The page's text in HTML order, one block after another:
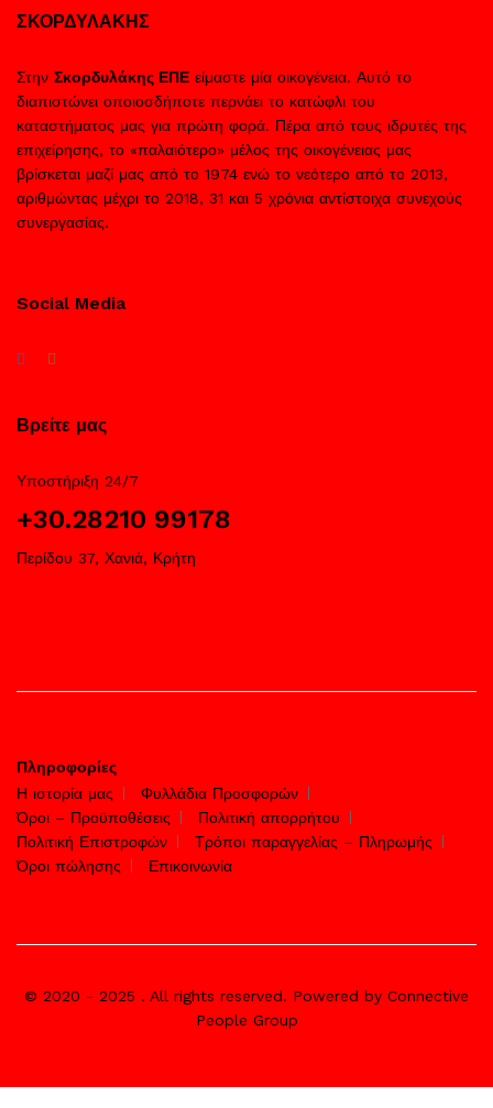
ΣΚΟΡΔΥΛΑΚΗΣ
Στην Σκορδυλάκης ΕΠΕ είμαστε μία οικογένεια. Αυτό το
διαπιστώνει οποιοσδήποτε περνάει το κατώφλι του
καταστήματος μας για πρώτη φορά. Πέρα από τους ιδρυτές της
επιχείρησης, το «παλαιότερο» μέλος της οικογένειας μας
βρίσκεται μαζί μας από το 1974 ενώ το νεότερο από το 2013,
αριθμώντας μέχρι το 2018, 31 και 5 χρόνια αντίστοιχα συνεχούς
συνεργασίας.
Social Media
Βρείτε μας
Υποστήριξη 24/7
+30.28210 99178
Περίδου 37, Χανιά, Κρήτη
Πληροφορίες
Η ιστορία μας
Φυλλάδια Προσφορών
Όροι – Προϋποθέσεις
Πολιτική απορρήτου
Πολιτική Επιστροφών
Τρόποι παραγγελίας – Πληρωμής
Όροι πώλησης
Επικοινωνία
© 2020 - 2025 . All rights reserved. Powered by Connective
People Group